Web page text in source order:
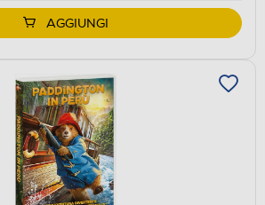
AGGIUNGI